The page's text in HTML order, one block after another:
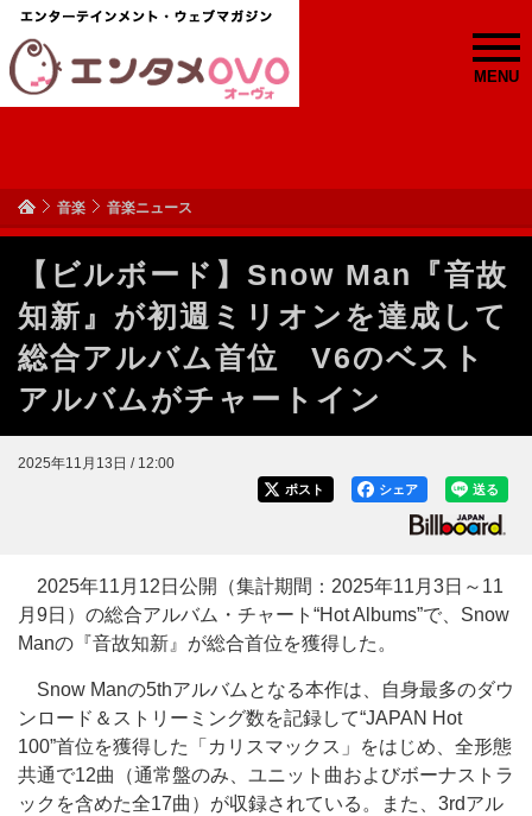
MENU
音楽 音楽ニュース
【ビルボード】Snow Man『音故
知新』が初週ミリオンを達成して
総合アルバム首位 V6のベスト
アルバムがチャートイン
2025年11月13日 / 12:00
送る
シェア
ポスト
2025年11月12日公開（集計期間：2025年11月3日～11
月9日）の総合アルバム・チャート“Hot Albums”で、Snow
Manの『音故知新』が総合首位を獲得した。
Snow Manの5thアルバムとなる本作は、自身最多のダウ
ンロード＆ストリーミング数を記録して“JAPAN Hot
100”首位を獲得した「カリスマックス」をはじめ、全形態
共通で12曲（通常盤のみ、ユニット曲およびボーナストラ
ックを含めた全17曲）が収録されている。また、3rdアル